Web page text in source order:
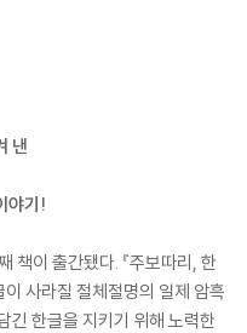
낸
야기!
책이 출간됐다. 『주보따리, 한
사라질 절체절명의 일제 암흑
긴 한글을 지키기 위해 노력한